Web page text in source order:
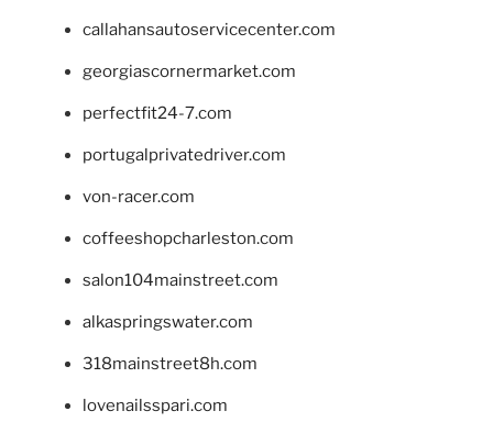
callahansautoservicecenter.com
georgiascornermarket.com
perfectfit24-7.com
portugalprivatedriver.com
von-racer.com
coffeeshopcharleston.com
salon104mainstreet.com
alkaspringswater.com
318mainstreet8h.com
lovenailsspari.com